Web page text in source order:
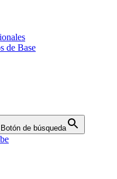
de Base
Botón de búsqueda